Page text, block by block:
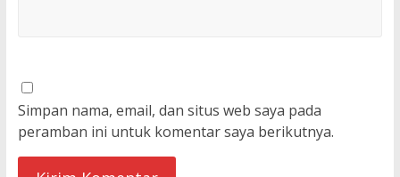
Simpan nama, email, dan situs web saya pada
peramban ini untuk komentar saya berikutnya.